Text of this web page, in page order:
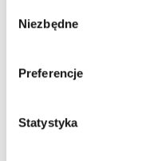
zgody
Niezbędne
Preferencje
Statystyka
gwarantuje wprost
komunikacyjną.
DOWIEDZ SIĘ
urokliwe budynki